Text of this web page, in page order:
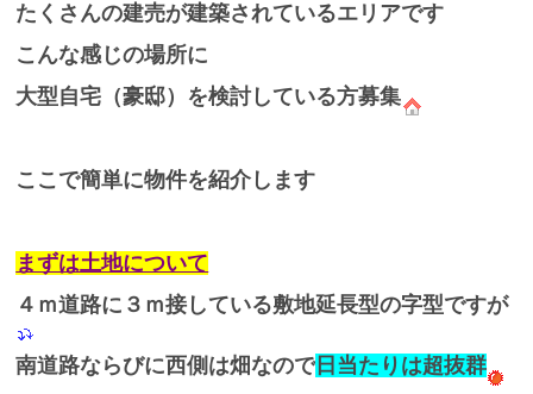
たくさんの建売が建築されているエリアです
こんな感じの場所に
大型自宅（豪邸）を検討している方募集
ここで簡単に物件を紹介します
まずは土地について
４ｍ道路に３ｍ接している敷地延長型の字型ですが
南道路ならびに西側は畑なので 日当たりは超抜群